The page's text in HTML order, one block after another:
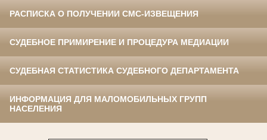
РАСПИСКА О ПОЛУЧЕНИИ СМС-ИЗВЕЩЕНИЯ
СУДЕБНОЕ ПРИМИРЕНИЕ И ПРОЦЕДУРА МЕДИАЦИИ
СУДЕБНАЯ СТАТИСТИКА СУДЕБНОГО ДЕПАРТАМЕНТА
ИНФОРМАЦИЯ ДЛЯ МАЛОМОБИЛЬНЫХ ГРУПП
НАСЕЛЕНИЯ